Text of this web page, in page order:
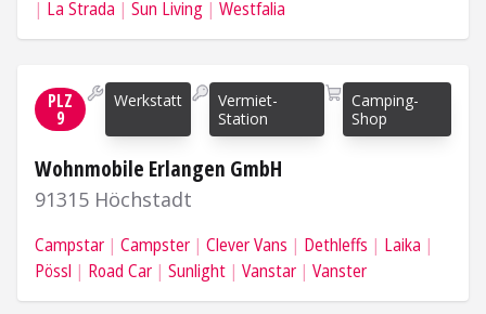
La Strada
Sun Living
Westfalia
PLZ
9
Werkstatt
Vermiet-
Station
Camping-
Shop
Wohnmobile Erlangen GmbH
91315 Höchstadt
Campstar Campster Clever Vans Dethleffs
Laika
Pössl
Road Car Sunlight Vanstar
Vanster